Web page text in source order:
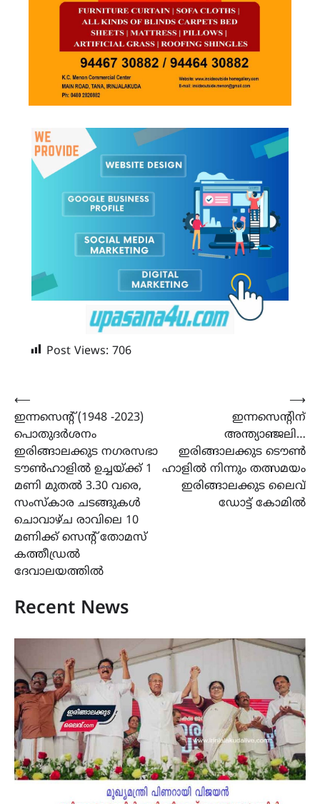
Post Views: 706
Post
navigation
⟵
ഇന്നസെന്റ് (1948 -2023)
പൊതുദര്‍ശനം
ഇരിങ്ങാലക്കുട നഗരസഭാ
ടൗണ്‍ഹാളിൽ ഉച്ചയ്ക്ക് 1
മണി മുതല്‍ 3.30 വരെ,
സംസ്‌കാര ചടങ്ങുകള്‍
ചൊവാഴ്ച രാവിലെ 10
മണിക്ക് സെന്റ് തോമസ്
കത്തീഡ്രല്‍
ദേവാലയത്തില്‍
ഇന്നസെന്റിന്
അന്ത്യാഞ്ജലി…
ഇരിങ്ങാലക്കുട ടൌൺ
ഹാളിൽ നിന്നും തത്സമയം
ഇരിങ്ങാലക്കുട ലൈവ്
ഡോട്ട് കോമിൽ
⟶
Recent News